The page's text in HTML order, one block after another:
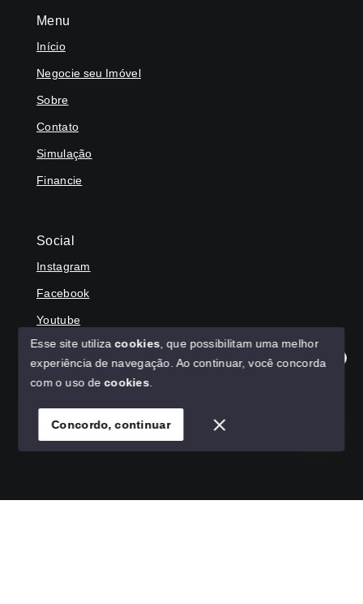
Olá! Agradecemos seu contato, como podemos ajudar?
Menu
Início
Negocie seu Imóvel
Sobre
Contato
Simulação
Financie
Social
Instagram
Facebook
Youtube
© Copyright 2026 - HAGA IMÓVEIS - Todos os direitos
SITE PARA IMOBILIARIA
Esse site utilizacookies , que possibilitam uma melhor
experiência de navegação. Ao continuar, você concorda
com o uso decookies
Concordo, continuar